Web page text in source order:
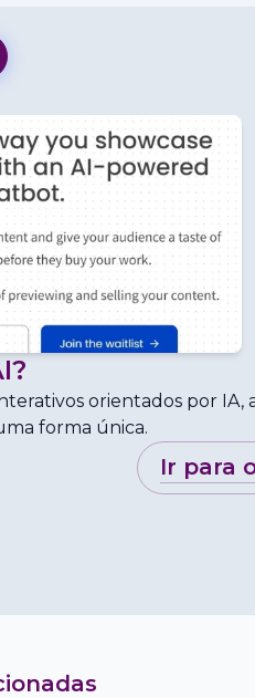
?
orientados por
forma única.
ir para